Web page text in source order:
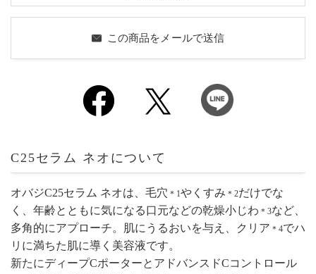
この商品をメールで送信
C25セラム ネオについて
オバジC25セラム ネオは、毛穴 ＊1やくすみ ＊2だけでな
く、年齢とともに気になる口元などの乾燥小じわ ＊3など、
多角的にアプローチ。肌にうるおいを与え、クリア ＊4でハ
リに満ちた肌に導く美容液です。
新たにディープCポーターとアドバンスドCコントロール